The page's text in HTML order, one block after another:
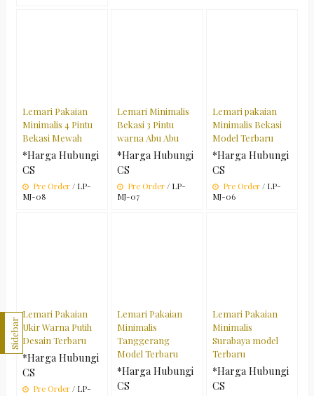
Lemari Pakaian
Minimalis 4 Pintu
Bekasi Mewah
*Harga Hubungi
CS
Pre Order / LP-
MJ-08
Lemari Minimalis
Bekasi 3 Pintu
warna Abu Abu
*Harga Hubungi
CS
Pre Order / LP-
MJ-07
Lemari pakaian
Minimalis Bekasi
Model Terbaru
*Harga Hubungi
CS
Pre Order/ LP-
MJ-06
Lemari Pakaian
Ukir Warna Putih
Desain Terbaru
*Harga Hubungi
CS
Pre Order / LP-
Lemari Pakaian
Minimalis
Tanggerang
Model Terbaru
*Harga Hubungi
CS
Lemari Pakaian
Minimalis
Surabaya model
Terbaru
*Harga Hubungi
CS
Sidebar